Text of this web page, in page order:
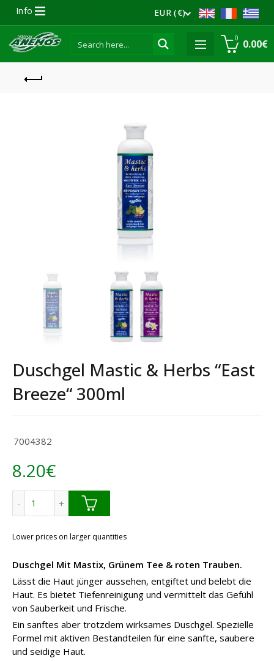
EUR (€)
Info
0 0.00€
Duschgel Mastic & Herbs “East
Breeze“ 300ml
7004382
8.20€
Duschgel Mastic & Herbs “East Breeze“ 300ml Menge
Lower prices on larger quantities
Duschgel Mit Mastix, Grünem Tee & roten Trauben.
Lässt die Haut jünger aussehen, entgiftet und belebt die
Haut. Es bietet Tiefenreinigung und vermittelt das Gefühl
von Sauberkeit und Frische.
Ein sanftes aber trotzdem wirksames Duschgel. Spezielle
Formel mit aktiven Bestandteilen für eine sanfte, saubere
und seidige Haut.